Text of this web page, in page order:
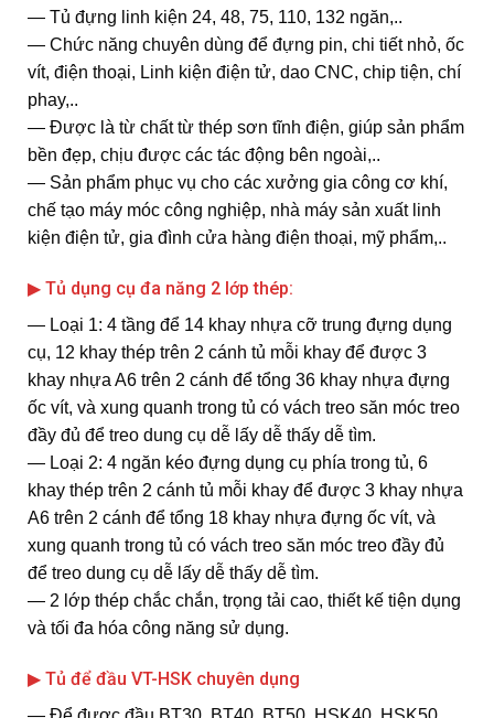
― Tủ đựng linh kiện 24, 48, 75, 110, 132 ngăn,..
― Chức năng chuyên dùng để đựng pin, chi tiết nhỏ, ốc
vít, điện thoại, Linh kiện điện tử, dao CNC, chip tiện, chí
phay,..
― Được là từ chất từ thép sơn tĩnh điện, giúp sản phẩm
bền đẹp, chịu được các tác động bên ngoài,..
― Sản phẩm phục vụ cho các xưởng gia công cơ khí,
chế tạo máy móc công nghiệp, nhà máy sản xuất linh
kiện điện tử, gia đình cửa hàng điện thoại, mỹ phẩm,..
▶ Tủ dụng cụ đa năng 2 lớp thép:
― Loại 1: 4 tầng để 14 khay nhựa cỡ trung đựng dụng
cụ, 12 khay thép trên 2 cánh tủ mỗi khay để được 3
khay nhựa A6 trên 2 cánh để tổng 36 khay nhựa đựng
ốc vít, và xung quanh trong tủ có vách treo săn móc treo
đầy đủ để treo dung cụ dễ lấy dễ thấy dễ tìm.
― Loại 2: 4 ngăn kéo đựng dụng cụ phía trong tủ, 6
khay thép trên 2 cánh tủ mỗi khay để được 3 khay nhựa
A6 trên 2 cánh để tổng 18 khay nhựa đựng ốc vít, và
xung quanh trong tủ có vách treo săn móc treo đầy đủ
để treo dung cụ dễ lấy dễ thấy dễ tìm.
― 2 lớp thép chắc chắn, trọng tải cao, thiết kế tiện dụng
và tối đa hóa công năng sử dụng.
▶ Tủ để đầu VT-HSK chuyên dụng